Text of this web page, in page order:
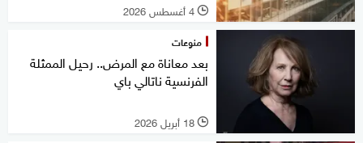
l 4 أغسطس 2026
منوعات
بعد معاناة مع المرض.. رحيل الممثلة
الفرنسية ناتالي باي
l 18 أبريل 2026